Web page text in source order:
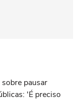
pausar
'É preciso